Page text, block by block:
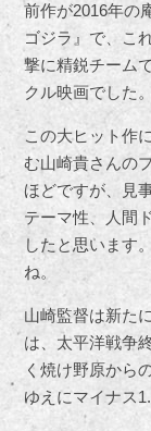
前作が2016年の
ゴジラ』で、こ
撃に精鋭チーム
クル映画でした
この大ヒット作
む山崎貴さんの
ほどですが、見
テーマ性、人間
したと思います
ね。
山崎監督は新た
は、太平洋戦争
く焼け野原から
ゆえにマイナス